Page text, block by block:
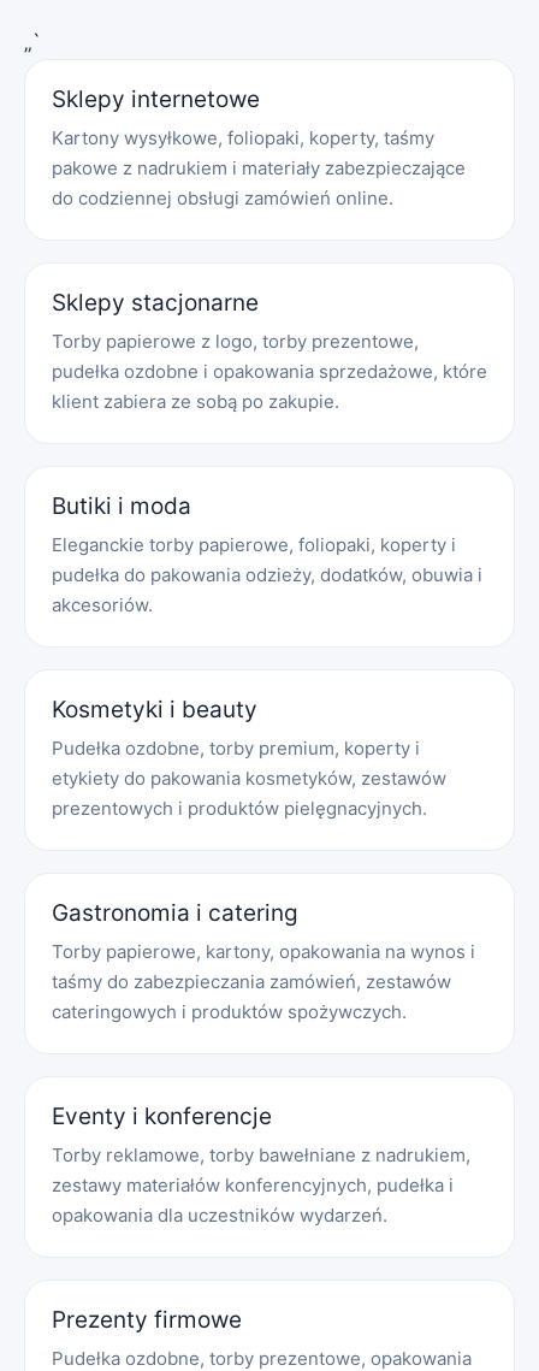
„`
Sklepy internetowe
Kartony wysyłkowe, foliopaki, koperty, taśmy
pakowe z nadrukiem i materiały zabezpieczające
do codziennej obsługi zamówień online.
Sklepy stacjonarne
Torby papierowe z logo, torby prezentowe,
pudełka ozdobne i opakowania sprzedażowe, które
klient zabiera ze sobą po zakupie.
Butiki i moda
Eleganckie torby papierowe, foliopaki, koperty i
pudełka do pakowania odzieży, dodatków, obuwia i
akcesoriów.
Kosmetyki i beauty
Pudełka ozdobne, torby premium, koperty i
etykiety do pakowania kosmetyków, zestawów
prezentowych i produktów pielęgnacyjnych.
Gastronomia i catering
Torby papierowe, kartony, opakowania na wynos i
taśmy do zabezpieczania zamówień, zestawów
cateringowych i produktów spożywczych.
Eventy i konferencje
Torby reklamowe, torby bawełniane z nadrukiem,
zestawy materiałów konferencyjnych, pudełka i
opakowania dla uczestników wydarzeń.
Prezenty firmowe
Pudełka ozdobne, torby prezentowe, opakowania